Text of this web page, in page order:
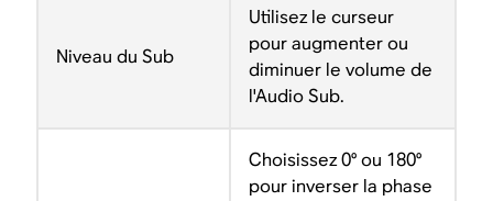
Niveau du Sub
Utilisez le curseur
pour augmenter ou
diminuer le volume de
l'Audio Sub.
Choisissez 0° ou 180°
pour inverser la phase